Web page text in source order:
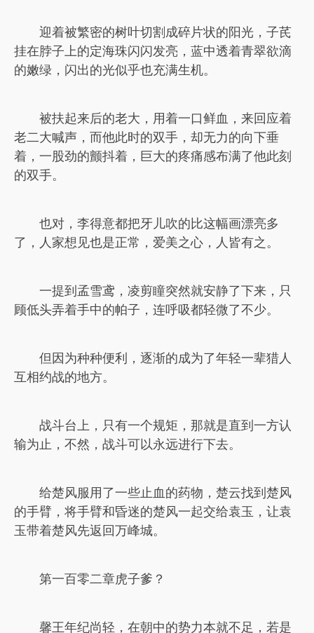
迎着被繁密的树叶切割成碎片状的阳光，子芪
挂在脖子上的定海珠闪闪发亮，蓝中透着青翠欲滴
的嫩绿，闪出的光似乎也充满生机。
被扶起来后的老大，用着一口鲜血，来回应着
老二大喊声，而他此时的双手，却无力的向下垂
着，一股劲的颤抖着，巨大的疼痛感布满了他此刻
的双手。
也对，李得意都把牙儿吹的比这幅画漂亮多
了，人家想见也是正常，爱美之心，人皆有之。
一提到孟雪鸢，凌剪瞳突然就安静了下来，只
顾低头弄着手中的帕子，连呼吸都轻微了不少。
但因为种种便利，逐渐的成为了年轻一辈猎人
互相约战的地方。
战斗台上，只有一个规矩，那就是直到一方认
输为止，不然，战斗可以永远进行下去。
给楚风服用了一些止血的药物，楚云找到楚风
的手臂，将手臂和昏迷的楚风一起交给袁玉，让袁
玉带着楚风先返回万峰城。
第一百零二章虎子爹？
馨王年纪尚轻，在朝中的势力本就不足，若是